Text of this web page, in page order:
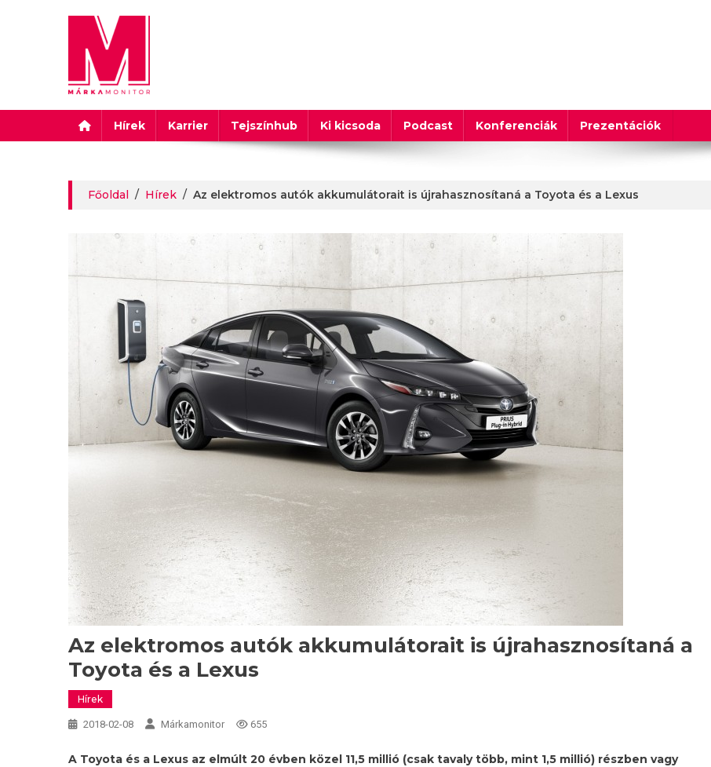
Márkamonitor
Hírek Karrier Tejszínhub Ki kicsoda Podcast Konferenciák Prezentációk
Főoldal / Hírek / Az elektromos autók akkumulátorait is újrahasznosítaná a Toyota és a Lexus
Az elektromos autók akkumulátorait is újrahasznosítaná a
Toyota és a Lexus
Hírek
2018-02-08 Márkamonitor 655
A Toyota és a Lexus az elmúlt 20 évben közel 11,5 millió (csak tavaly több, mint 1,5 millió) részben vagy